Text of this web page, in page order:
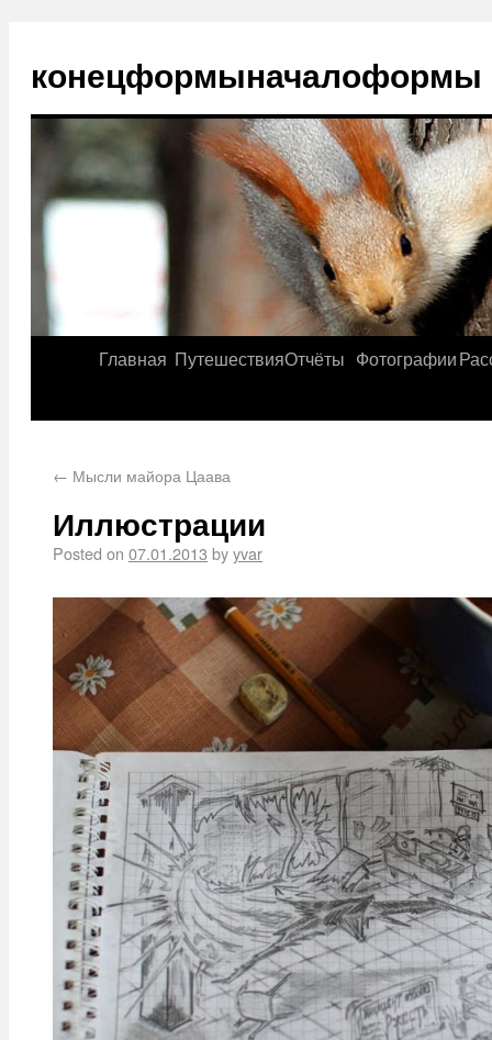
конецформыначалоформы
Главная ПутешествияОтчёты Фотографии
← Мысли майора Цаава
Иллюстрации
Posted on 07.01.2013 byyvar